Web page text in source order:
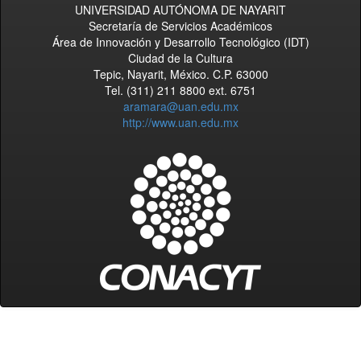
UNIVERSIDAD AUTÓNOMA DE NAYARIT
Secretaría de Servicios Académicos
Área de Innovación y Desarrollo Tecnológico (IDT)
Ciudad de la Cultura
Tepic, Nayarit, México. C.P. 63000
Tel. (311) 211 8800 ext. 6751
aramara@uan.edu.mx
http://www.uan.edu.mx